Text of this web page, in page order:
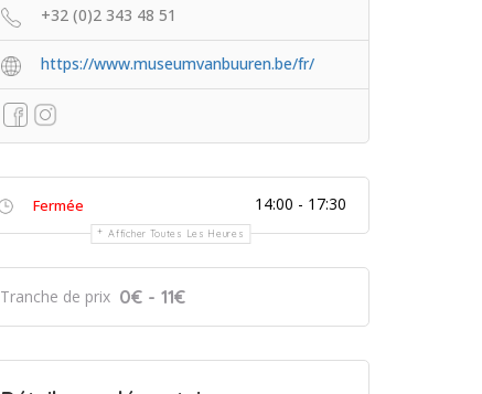
+32 (0)2 343 48 51
https://www.museumvanbuuren.be/fr/
Fermée 14:00 - 17:30
Afficher Toutes Les Heures
Tranche de prix 0€ - 11€